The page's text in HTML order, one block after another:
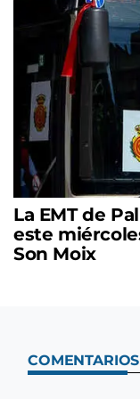
La EMT de
este
Son Moix
COMENTARIOS